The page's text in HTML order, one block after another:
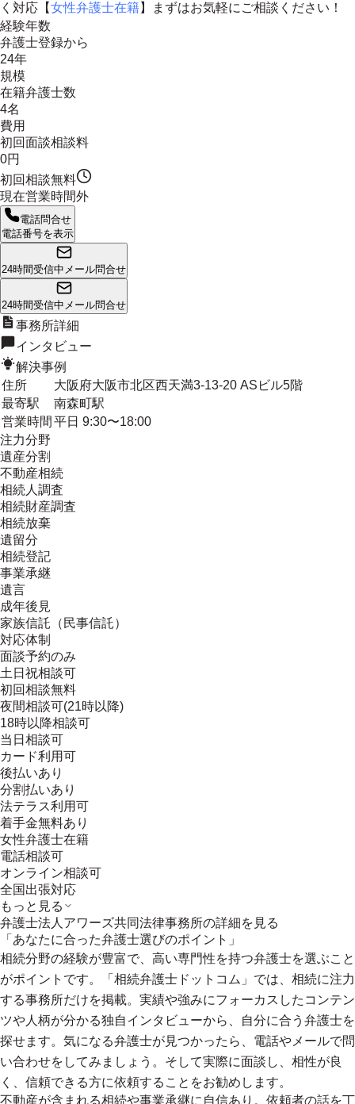
く対応【女性弁護士在籍】まずはお気軽にご相談ください！
経験年数
弁護士登録から
24年
規模
在籍弁護士数
4名
費用
初回面談相談料
0円
初回相談無料
現在営業時間外
電話問合せ
電話番号を表示
24時間受信中 メール問合せ
24時間受信中 メール問合せ
事務所詳細
インタビュー
解決事例
住所
大阪府大阪市北区西天満3-13-20 ASビル5階
最寄駅
南森町駅
営業時間 平日 9:30〜18:00
注力分野
遺産分割
不動産相続
相続人調査
相続財産調査
相続放棄
遺留分
相続登記
事業承継
遺言
成年後見
家族信託（民事信託）
対応体制
面談予約のみ
土日祝相談可
初回相談無料
夜間相談可(21時以降)
18時以降相談可
当日相談可
カード利用可
後払いあり
分割払いあり
法テラス利用可
着手金無料あり
女性弁護士在籍
電話相談可
オンライン相談可
全国出張対応
もっと見る
弁護士法人アワーズ共同法律事務所の詳細を見る
「あなたに合った弁護士選びのポイント」
相続分野の経験が豊富で、高い専門性を持つ弁護士を選ぶこと
がポイントです。「相続弁護士ドットコム」では、相続に注力
する事務所だけを掲載。実績や強みにフォーカスしたコンテン
ツや人柄が分かる独自インタビューから、自分に合う弁護士を
探せます。気になる弁護士が見つかったら、電話やメールで問
い合わせをしてみましょう。そして実際に面談し、相性が良
く、信頼できる方に依頼することをお勧めします。
不動産が含まれる相続や事業承継に自信あり。依頼者の話を丁